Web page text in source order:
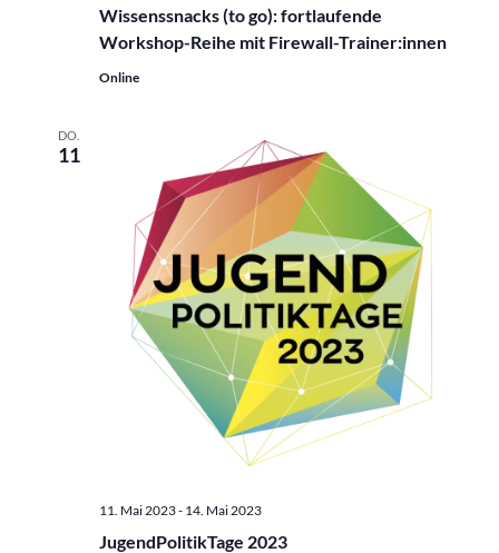
Wissenssnacks (to go): fortlaufende
Workshop-Reihe mit Firewall-Trainer:innen
go):
fortlaufende
Workshop-
Online
DO.
11
JugendPolitikTage 2023
11. Mai 2023- 14. Mai 2023